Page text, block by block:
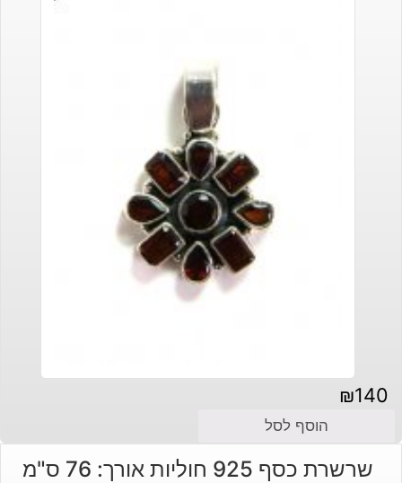
₪140
הוסף לסל
שרשרת כסף 925 חוליות אורך: 76 ס"מ